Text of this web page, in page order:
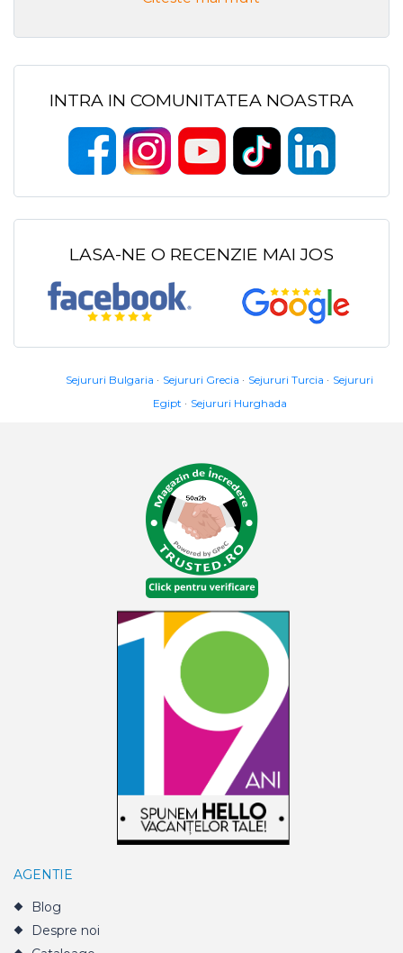
INTRA IN COMUNITATEA NOASTRA
LASA-NE O RECENZIE MAI JOS
Sejururi Bulgaria Sejururi Grecia Sejururi Turcia
Sejururi
Egipt
Sejururi Hurghada
AGENTIE
Blog
Despre noi